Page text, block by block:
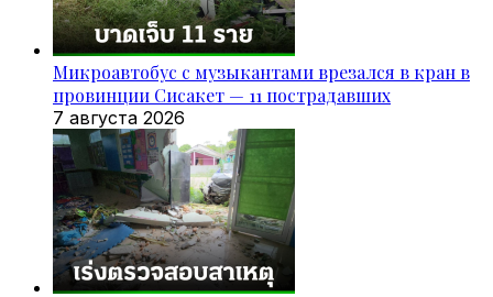
Микроавтобус с музыкантами врезался в кран в
провинции Сисакет — 11 пострадавших
7 августа 2026